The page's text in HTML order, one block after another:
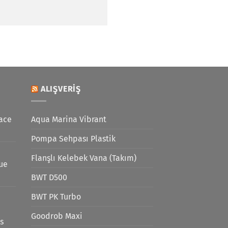
ALIŞVERIŞ
Aqua Marina Vibrant
Pompa Sehpası Plastik
Flanşlı Kelebek Vana (Takım)
BWT D500
BWT PK Turbo
Goodrob Maxi